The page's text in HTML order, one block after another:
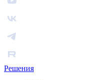
Решения